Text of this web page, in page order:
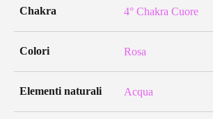
Chakra 4° Chakra Cuore
Colori Rosa
Elementi naturali Acqua